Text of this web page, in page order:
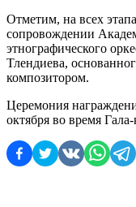
Отметим, на всех
сопровождении
этнографического
Тлендиева,
композитором.
Церемония
октября во время